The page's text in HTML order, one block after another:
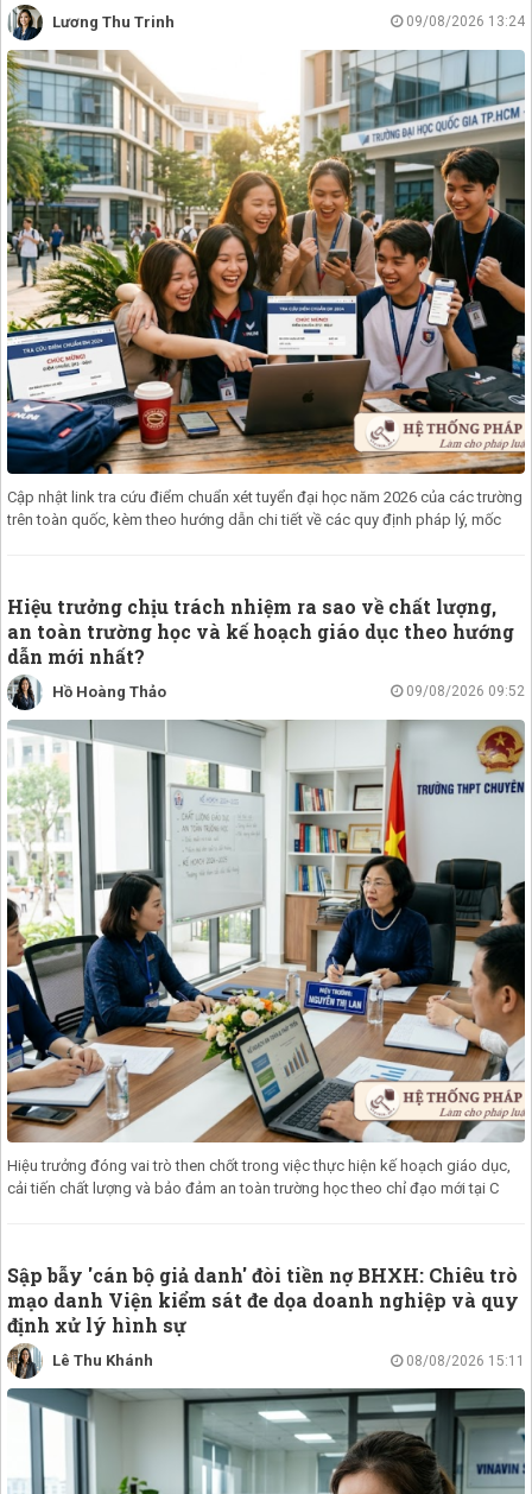
Cập nhật link tra cứu điểm chuẩn xét tuyển đại học năm 2026 của các trường
trên toàn quốc, kèm theo hướng dẫn chi tiết về các quy định pháp lý, mốc
Lương Thu Trinh 09/08/2026 13:24
Hiệu trưởng chịu trách nhiệm ra sao về chất lượng,
an toàn trường học và kế hoạch giáo dục theo hướng
dẫn mới nhất?
Hiệu trưởng đóng vai trò then chốt trong việc thực hiện kế hoạch giáo dục,
cải tiến chất lượng và bảo đảm an toàn trường học theo chỉ đạo mới tại C
Hồ Hoàng Thảo 09/08/2026 09:52
Sập bẫy 'cán bộ giả danh' đòi tiền nợ BHXH: Chiêu trò
mạo danh Viện kiểm sát đe dọa doanh nghiệp và quy
định xử lý hình sự
Lê Thu Khánh 08/08/2026 15:11